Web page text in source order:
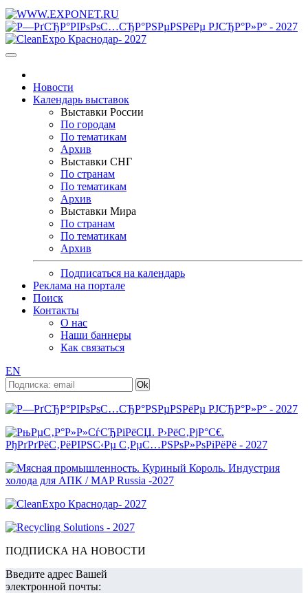
Новости
Календарь выставок
Выставки России
По городам
По тематикам
Архив
Выставки СНГ
По странам
По тематикам
Архив
Выставки Мира
По странам
По тематикам
Архив
Подписаться на календарь
Реклама на портале
Поиск
Контакты
О нас
Наши баннеры
Как связаться
EN
ПОДПИСКА НА НОВОСТИ
Введите адрес Вашей
электронной почты: